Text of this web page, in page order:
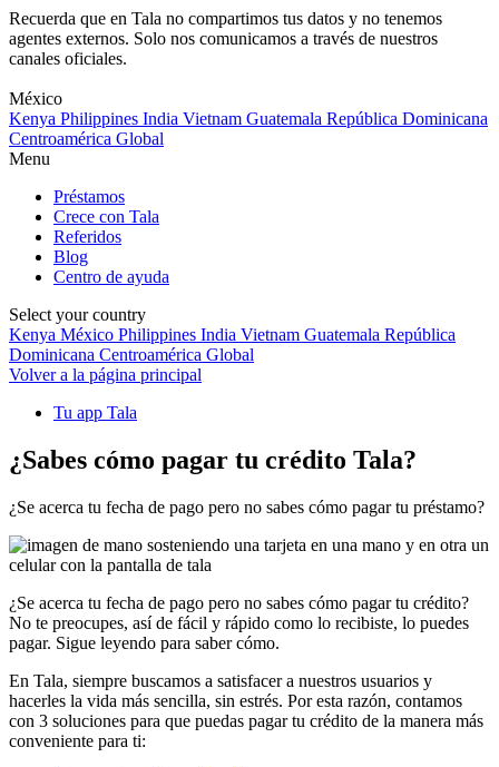
Recuerda que en Tala no compartimos tus datos y no tenemos
agentes externos. Solo nos comunicamos a través de nuestros
canales oficiales.
to
content
México
Kenya Philippines India Vietnam Guatemala República Dominicana
Centroamérica Global
Menu
Préstamos
Crece con Tala
Referidos
Blog
Centro de ayuda
Select your country
Kenya México Philippines India Vietnam Guatemala República
Dominicana Centroamérica Global
Volver a la página principal
Tu app Tala
¿Sabes cómo pagar tu crédito Tala?
¿Se acerca tu fecha de pago pero no sabes cómo pagar tu préstamo?
¿Se acerca tu fecha de pago pero no sabes cómo pagar tu crédito?
No te preocupes, así de fácil y rápido como lo recibiste, lo puedes
pagar. Sigue leyendo para saber cómo.
En Tala, siempre buscamos a satisfacer a nuestros usuarios y
hacerles la vida más sencilla, sin estrés. Por esta razón, contamos
con 3 soluciones para que puedas pagar tu crédito de la manera más
conveniente para ti: